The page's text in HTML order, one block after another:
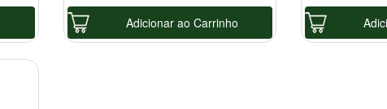
Adicionar ao Carrinho